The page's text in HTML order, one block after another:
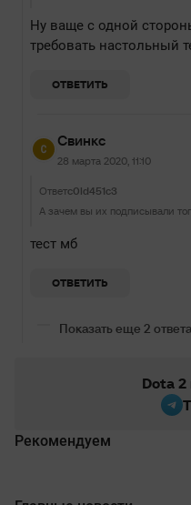
Ну ваще с одной
требовать настольный
ОТВЕТИТЬ
Свинкс
28 марта 2020, 11:10
Ответc0ld451c3
А зачем вы их подписывали
тест мб
ОТВЕТИТЬ
Показать еще 2 ответа
Dota 2
Рекомендуем